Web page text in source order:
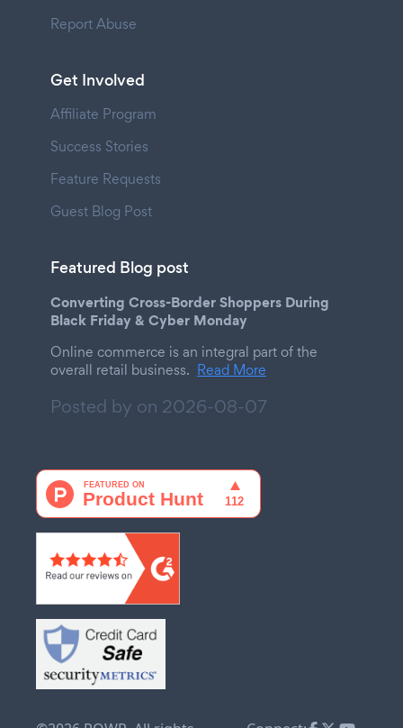
Report Abuse
Get Involved
Affiliate Program
Success Stories
Feature Requests
Guest Blog Post
Featured Blog post
Converting Cross-Border Shoppers During
Black Friday & Cyber Monday
Online commerce is an integral part of the
overall retail business. Read More
Posted by on 2026-08-07